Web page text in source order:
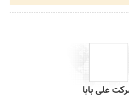
علی بابا